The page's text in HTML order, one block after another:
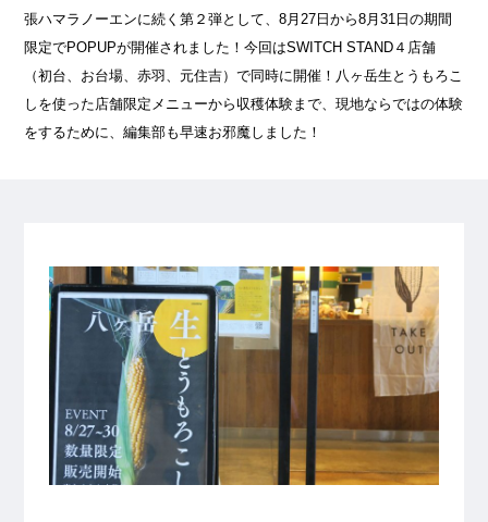
張ハマラノーエンに続く第２弾として、8月27日から8月31日の期間
限定でPOPUPが開催されました！今回はSWITCH STAND４店舗
（初台、お台場、赤羽、元住吉）で同時に開催！八ヶ岳生とうもろこ
しを使った店舗限定メニューから収穫体験まで、現地ならではの体験
をするために、編集部も早速お邪魔しました！